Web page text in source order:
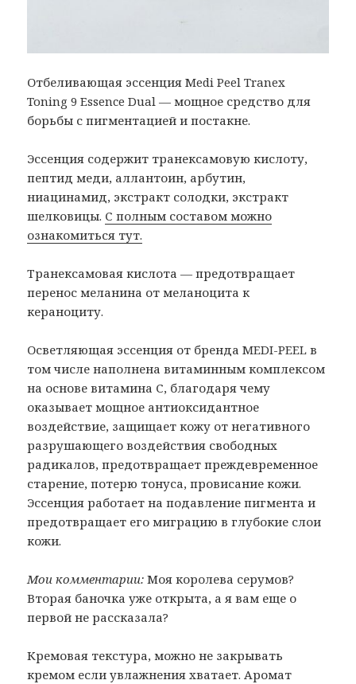
Отбеливающая эссенция Medi Peel Tranex
Toning 9 Essence Dual — мощное средство для
борьбы с пигментацией и постакне.
Эссенция содержит транексамовую кислоту,
пептид меди, аллантоин, арбутин,
ниацинамид, экстракт солодки, экстракт
шелковицы. С полным составом можно
ознакомиться тут.
Транексамовая кислота — предотвращает
перенос меланина от меланоцита к
кераноциту.
Осветляющая эссенция от бренда MEDI-PEEL в
том числе наполнена витаминным комплексом
на основе витамина С, благодаря чему
оказывает мощное антиоксидантное
воздействие, защищает кожу от негативного
разрушающего воздействия свободных
радикалов, предотвращает преждевременное
старение, потерю тонуса, провисание кожи.
Эссенция работает на подавление пигмента и
предотвращает его миграцию в глубокие слои
кожи.
Мои комментарии: Моя королева серумов?
Вторая баночка уже открыта, а я вам еще о
первой не рассказала?
Кремовая текстура, можно не закрывать
кремом если увлажнения хватает. Аромат